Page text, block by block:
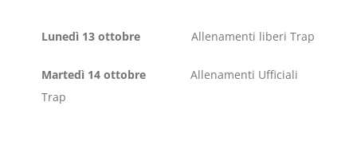
Lunedì 13 ottobre Allenamenti liberi Trap
Martedì 14 ottobreAllenamenti Ufficiali
Trap